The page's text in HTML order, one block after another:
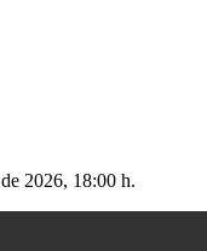
2026, 18:00 h.